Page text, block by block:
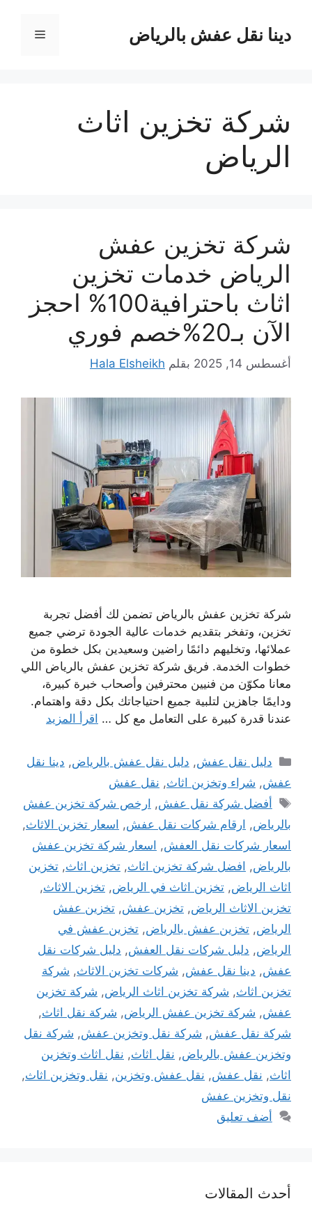
المحتوىدينا نقل عفش بالرياض القائمة
شركة تخزين اثاث
الرياض
شركة تخزين عفش
الرياض خدمات تخزين
اثاث باحترافية100% احجز
الآن بـ20%خصم فوري
أغسطس 14, 2025 بقلم Hala Elsheikh
شركة تخزين عفش بالرياض تضمن لك أفضل تجربة
تخزين، وتفخر بتقديم خدمات عالية الجودة ترضي جميع
عملائها، وتخليهم دائمًا راضين وسعيدين بكل خطوة من
خطوات الخدمة. فريق شركة تخزين عفش بالرياض اللي
معانا مكوّن من فنيين محترفين وأصحاب خبرة كبيرة،
ودايمًا جاهزين لتلبية جميع احتياجاتك بكل دقة واهتمام.
عندنا قدرة كبيرة على التعامل مع كل … اقرأ المزيد
التصنيفات
دليل نقل عفش, دليل نقل عفش بالرياض, دينا نقل
عفش, شراء وتخزين اثاث, نقل عفش
الوسوم
أفضل شركة نقل عفش, ارخص شركة تخزين عفش
بالرياض, ارقام شركات نقل عفش, اسعار تخزين الاثاث,
اسعار شركات نقل العفش, اسعار شركة تخزين عفش
بالرياض, افضل شركة تخزين اثاث, تخزين اثاث, تخزين
اثاث الرياض, تخزين اثاث في الرياض, تخزين الاثاث,
تخزين الاثاث الرياض, تخزين عفش, تخزين عفش
الرياض, تخزين عفش بالرياض, تخزين عفش في
الرياض, دليل شركات نقل العفش, دليل شركات نقل
عفش, دينا نقل عفش, شركات تخزين الاثاث, شركة
تخزين اثاث, شركة تخزين اثاث الرياض, شركة تخزين
عفش, شركة تخزين عفش الرياض, شركة نقل اثاث,
شركة نقل عفش, شركة نقل وتخزين عفش, شركة نقل
وتخزين عفش بالرياض, نقل اثاث, نقل اثاث وتخزين
اثاث, نقل عفش, نقل عفش وتخزين, نقل وتخزين اثاث,
نقل وتخزين عفش
أضف تعليق
أحدث المقالات